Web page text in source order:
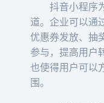
抖音小程序
道。企业可以通
优惠券发放、抽
参与，提高用户
也使得用户可以
围。